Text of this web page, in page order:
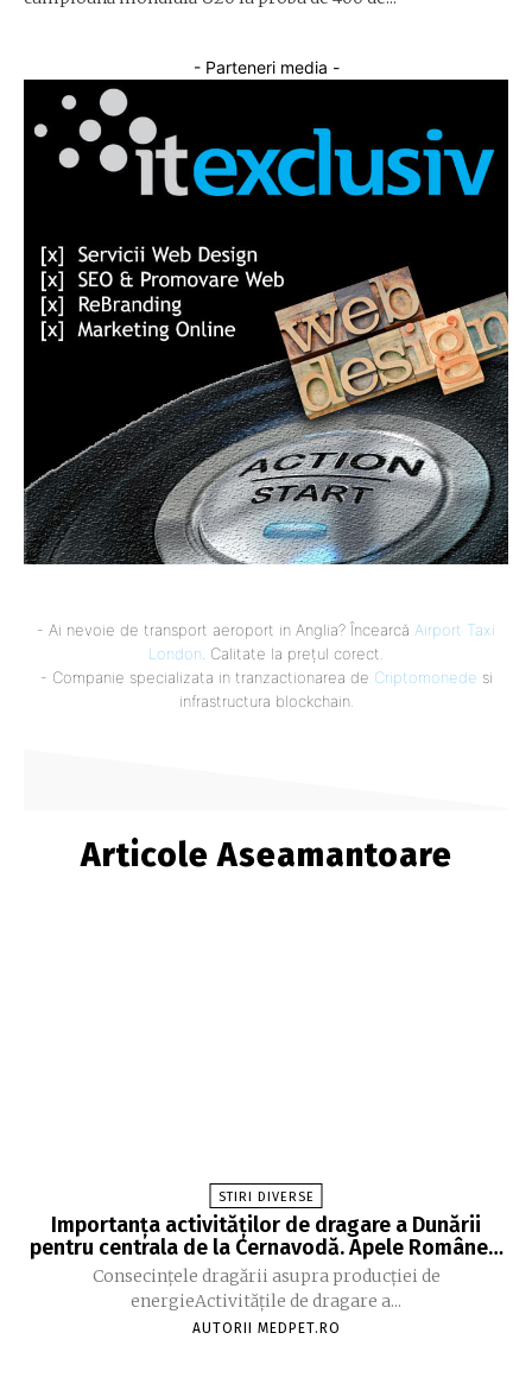
- Parteneri media -
- Ai nevoie de transport aeroport in Anglia? Încearcă Airport Taxi
London. Calitate la prețul corect.
- Companie specializata in tranzactionarea de Criptomonede si
infrastructura blockchain.
Articole Aseamantoare
STIRI DIVERSE
Importanța activităților de dragare a Dunării
pentru centrala de la Cernavodă. Apele Române…
Consecințele dragării asupra producției de
energieActivitățile de dragare a...
AUTORII MEDPET.RO